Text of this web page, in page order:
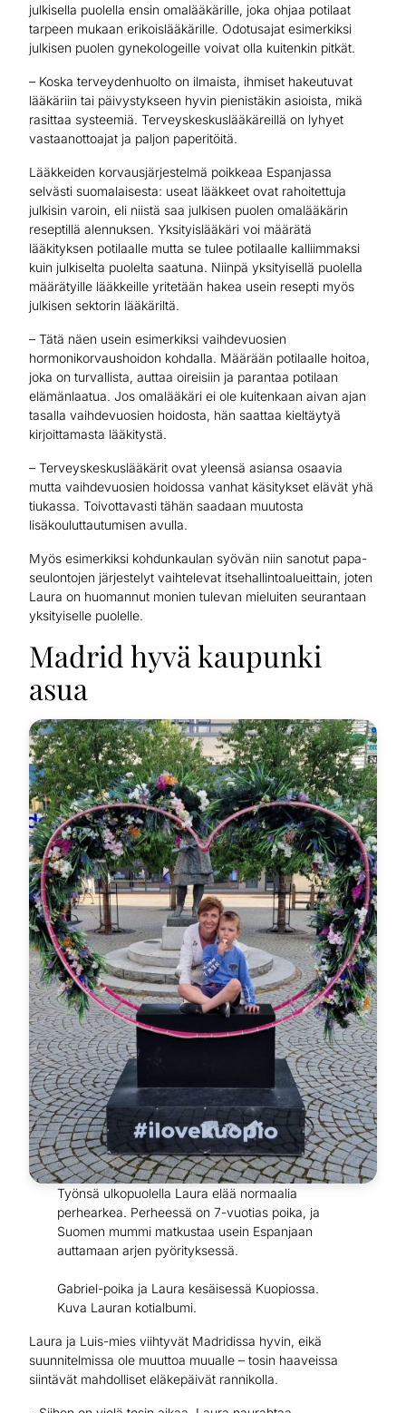
julkisella puolella ensin omalääkärille, joka ohjaa potilaat
tarpeen mukaan erikoislääkärille. Odotusajat esimerkiksi
julkisen puolen gynekologeille voivat olla kuitenkin pitkät.
– Koska terveydenhuolto on ilmaista, ihmiset hakeutuvat
lääkäriin tai päivystykseen hyvin pienistäkin asioista, mikä
rasittaa systeemiä. Terveyskeskuslääkäreillä on lyhyet
vastaanottoajat ja paljon paperitöitä.
Lääkkeiden korvausjärjestelmä poikkeaa Espanjassa
selvästi suomalaisesta: useat lääkkeet ovat rahoitettuja
julkisin varoin, eli niistä saa julkisen puolen omalääkärin
reseptillä alennuksen. Yksityislääkäri voi määrätä
lääkityksen potilaalle mutta se tulee potilaalle kalliimmaksi
kuin julkiselta puolelta saatuna. Niinpä yksityisellä puolella
määrätyille lääkkeille yritetään hakea usein resepti myös
julkisen sektorin lääkäriltä.
– Tätä näen usein esimerkiksi vaihdevuosien
hormonikorvaushoidon kohdalla. Määrään potilaalle hoitoa,
joka on turvallista, auttaa oireisiin ja parantaa potilaan
elämänlaatua. Jos omalääkäri ei ole kuitenkaan aivan ajan
tasalla vaihdevuosien hoidosta, hän saattaa kieltäytyä
kirjoittamasta lääkitystä.
– Terveyskeskuslääkärit ovat yleensä asiansa osaavia
mutta vaihdevuosien hoidossa vanhat käsitykset elävät yhä
tiukassa. Toivottavasti tähän saadaan muutosta
lisäkouluttautumisen avulla.
Myös esimerkiksi kohdunkaulan syövän niin sanotut papa-
seulontojen järjestelyt vaihtelevat itsehallintoalueittain, joten
Laura on huomannut monien tulevan mieluiten seurantaan
yksityiselle puolelle.
Madrid hyvä kaupunki
asua
Työnsä ulkopuolella Laura elää normaalia
perhearkea. Perheessä on 7-vuotias poika, ja
Suomen mummi matkustaa usein Espanjaan
auttamaan arjen pyörityksessä.
Gabriel-poika ja Laura kesäisessä Kuopiossa.
Kuva Lauran kotialbumi.
Laura ja Luis-mies viihtyvät Madridissa hyvin, eikä
suunnitelmissa ole muuttoa muualle – tosin haaveissa
siintävät mahdolliset eläkepäivät rannikolla.